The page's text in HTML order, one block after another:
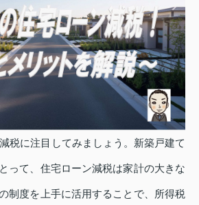
税に注目してみましょう。新築戸建て
って、住宅ローン減税は家計の大きな
制度を上手に活用することで、所得税